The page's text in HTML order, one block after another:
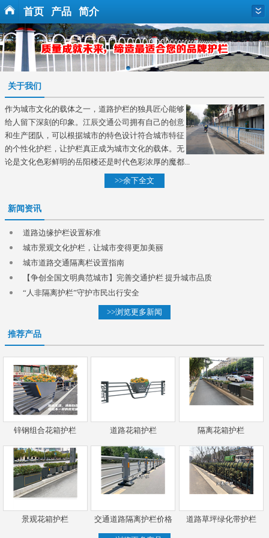
首页 产品 简介
关于我们
作为城市文化的载体之一，道路护栏的独具匠心能够
给人留下深刻的印象。江辰交通公司拥有自己的创意
和生产团队，可以根据城市的特色设计符合城市特征
的个性化护栏，让护栏真正成为城市文化的载体。无
论是文化色彩鲜明的岳阳楼还是时代色彩浓厚的魔都...
>>余下全文
新闻资讯
道路边缘护栏设置标准
城市景观文化护栏，让城市变得更加美丽
城市道路交通隔离栏设置指南
【争创全国文明典范城市】完善交通护栏 提升城市品质
“人非隔离护栏”守护市民出行安全
>>浏览更多新闻
推荐产品
锌钢组合花箱护栏 道路花箱护栏 隔离花箱护栏
景观花箱护栏 交通道路隔离护栏价格 道路草坪绿化带护栏